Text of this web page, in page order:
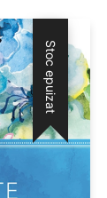
Stoc epuizat